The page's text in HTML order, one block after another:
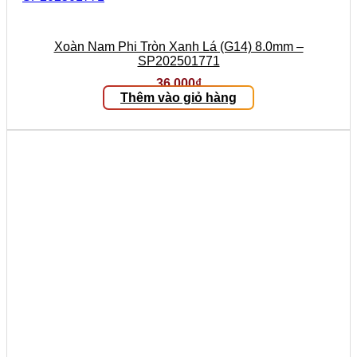
Xoàn Nam Phi Tròn Xanh Lá (G14) 8.0mm –
SP202501771
36.000₫
Thêm vào giỏ hàng